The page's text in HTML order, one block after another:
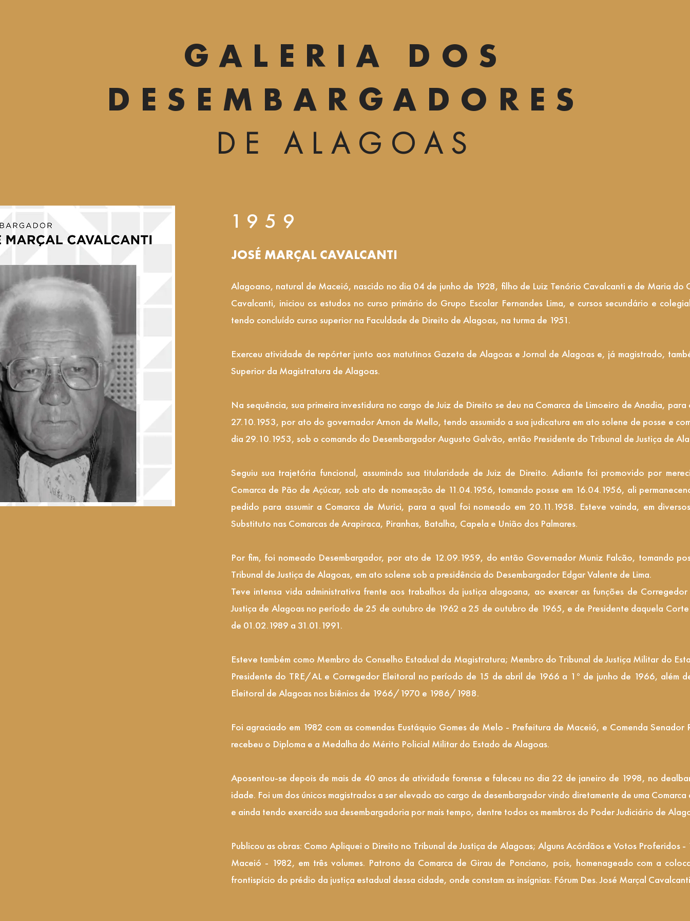
GALERIA DOS
DESEMBARGADORES
DE ALAGOAS
1959
JOSÉ MARÇAL CAVALCANTI
Alagoano, natural de Maceió, nascido no dia 04 de junho de 1928, filho de Luiz Tenório Cavalcanti e de Maria do
Cavalcanti, iniciou os estudos no curso primário do Grupo Escolar Fernandes Lima, e cursos secundário e
tendo concluído curso superior na Faculdade de Direito de Alagoas, na turma de 1951.
Exerceu atividade de repórter junto aos matutinos Gazeta de Alagoas e Jornal de Alagoas e, já magistrado,
Superior da Magistratura de Alagoas.
Na sequência, sua primeira investidura no cargo de Juiz de Direito se deu na Comarca de Limoeiro de Anadia,
27.10.1953, por ato do governador Arnon de Mello, tendo assumido a sua judicatura em ato solene de posse e
dia 29.10.1953, sob o comando do Desembargador Augusto Galvão, então Presidente do Tribunal de Justiça de
Seguiu sua trajetória funcional, assumindo sua titularidade de Juiz de Direito. Adiante foi promovido por
Comarca de Pão de Açúcar, sob ato de nomeação de 11.04.1956, tomando posse em 16.04.1956, ali
pedido para assumir a Comarca de Murici, para a qual foi nomeado em 20.11.1958. Esteve vainda, em
Substituto nas Comarcas de Arapiraca, Piranhas, Batalha, Capela e União dos Palmares.
Por fim, foi nomeado Desembargador, por ato de 12.09.1959, do então Governador Muniz Falcão, tomando
Tribunal de Justiça de Alagoas, em ato solene sob a presidência do Desembargador Edgar Valente de Lima.
Teve intensa vida administrativa frente aos trabalhos da justiça alagoana, ao exercer as funções de
Justiça de Alagoas no período de 25 de outubro de 1962 a 25 de outubro de 1965, e de Presidente daquela
de 01.02.1989 a 31.01.1991.
Esteve também como Membro do Conselho Estadual da Magistratura; Membro do Tribunal de Justiça Militar do
Presidente do TRE/AL e Corregedor Eleitoral no período de 15 de abril de 1966 a 1° de junho de 1966, além
Eleitoral de Alagoas nos biênios de 1966/1970 e 1986/1988.
Foi agraciado em 1982 com as comendas Eustáquio Gomes de Melo - Prefeitura de Maceió, e Comenda Senador
recebeu o Diploma e a Medalha do Mérito Policial Militar do Estado de Alagoas.
Aposentou-se depois de mais de 40 anos de atividade forense e faleceu no dia 22 de janeiro de 1998, no
idade. Foi um dos únicos magistrados a ser elevado ao cargo de desembargador vindo diretamente de uma
e ainda tendo exercido sua desembargadoria por mais tempo, dentre todos os membros do Poder Judiciário de
Publicou as obras: Como Apliquei o Direito no Tribunal de Justiça de Alagoas; Alguns Acórdãos e Votos Proferidos
Maceió - 1982, em três volumes. Patrono da Comarca de Girau de Ponciano, pois, homenageado com a
frontispício do prédio da justiça estadual dessa cidade, onde constam as insígnias: Fórum Des. José Marçal